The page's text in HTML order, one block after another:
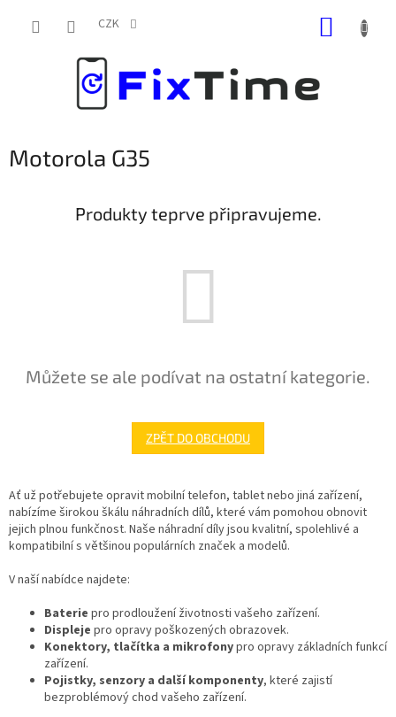
CZK
Motorola G35
Produkty teprve připravujeme.
Můžete se ale podívat na ostatní kategorie.
ZPĚT DO OBCHODU
Ať už potřebujete opravit mobilní telefon, tablet nebo jiná zařízení,
nabízíme širokou škálu náhradních dílů, které vám pomohou obnovit
jejich plnou funkčnost. Naše náhradní díly jsou kvalitní, spolehlivé a
kompatibilní s většinou populárních značek a modelů.
V naší nabídce najdete:
Baterie pro prodloužení životnosti vašeho zařízení.
Displeje pro opravy poškozených obrazovek.
Konektory, tlačítka a mikrofonypro opravy základních funkcí
zařízení.
Pojistky, senzory a další komponenty, které zajistí
bezproblémový chod vašeho zařízení.